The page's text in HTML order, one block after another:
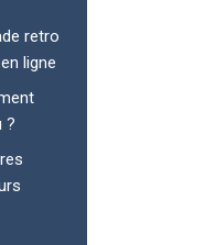
retro
ligne
?